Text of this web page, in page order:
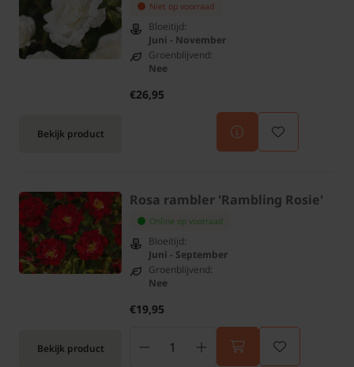
Bekijk product
Niet op voorraad
Bloeitijd:
Juni - November
Groenblijvend:
Nee
€26,95
Bekijk product
Rosa rambler 'Rambling Rosie'
Online op voorraad
Bloeitijd:
Juni - September
Groenblijvend:
Nee
€19,95